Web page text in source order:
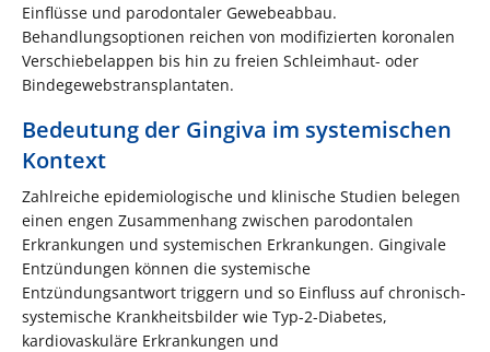
Einflüsse und parodontaler Gewebeabbau.
Behandlungsoptionen reichen von modifizierten koronalen
Verschiebelappen bis hin zu freien Schleimhaut- oder
Bindegewebstransplantaten.
Bedeutung der Gingiva im systemischen
Kontext
Zahlreiche epidemiologische und klinische Studien belegen
einen engen Zusammenhang zwischen parodontalen
Erkrankungen und systemischen Erkrankungen. Gingivale
Entzündungen können die systemische
Entzündungsantwort triggern und so Einfluss auf chronisch-
systemische Krankheitsbilder wie Typ-2-Diabetes,
kardiovaskuläre Erkrankungen und